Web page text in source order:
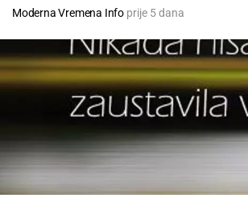
Moderna Vremena Info prije 5 dana